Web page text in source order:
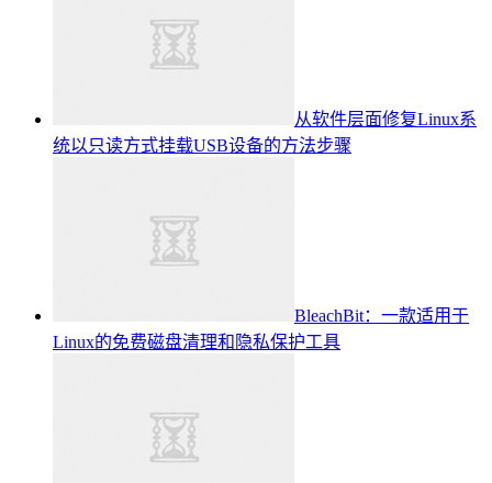
从软件层面修复Linux系
统以只读方式挂载USB设备的方法步骤
BleachBit：一款适用于
Linux的免费磁盘清理和隐私保护工具